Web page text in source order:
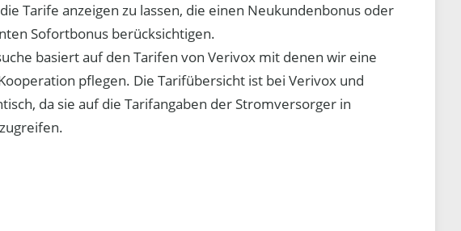
Tarife anzeigen zu lassen, die einen Neukundenbonus oder
Sofortbonus berücksichtigen.
basiert auf den Tarifen von Verivox mit denen wir eine
pflegen. Die Tarifübersicht ist bei Verivox und
da sie auf die Tarifangaben der Stromversorger in